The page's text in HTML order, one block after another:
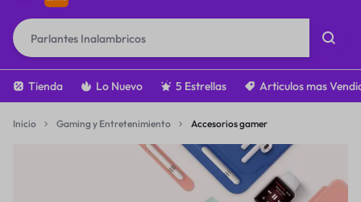
Tienda Lo Nuevo 5 Estrellas Articulos mas
Inicio Gaming y Entretenimiento Accesorios gamer